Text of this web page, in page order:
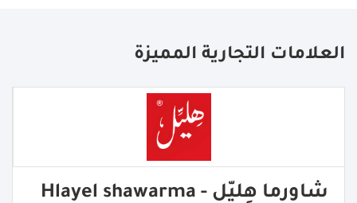
العلامات التجارية المميزة
شاورما هِليّل - Hlayel shawarma